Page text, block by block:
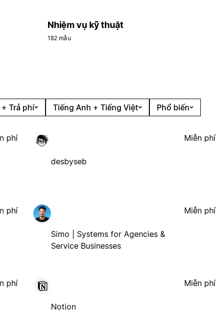
Nhiệm vụ kỹ thuật
182 mẫu
Trả phí Tiếng Anh + Tiếng Việt Phổ biến
phí
desbyseb
Miễn phí
phí
Simo | Systems for Agencies &
Service Businesses
Miễn phí
phí
Notion
Miễn phí